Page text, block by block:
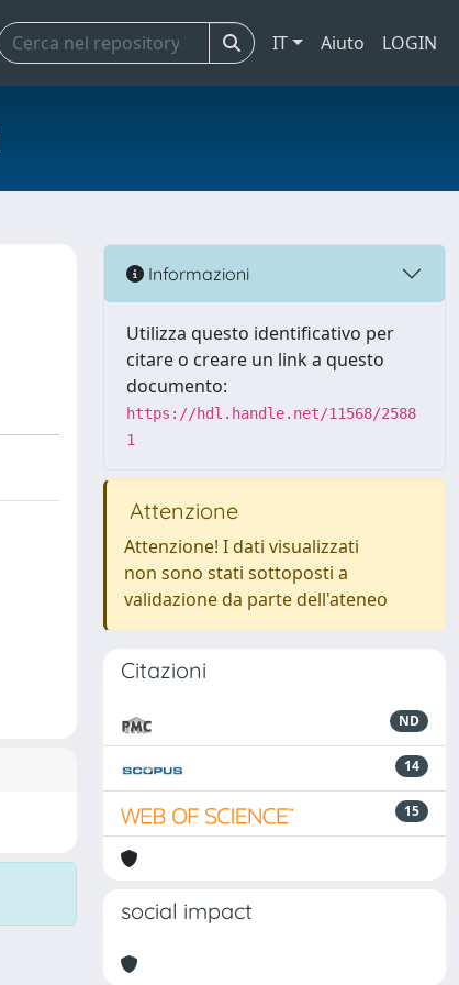
IT Aiuto LOGIN
Informazioni
Utilizza questo identificativo per
citare o creare un link a questo
documento:
https://hdl.handle.net/11568/2588
1
Attenzione
Attenzione! I dati visualizzati
non sono stati sottoposti a
validazione da parte dell'ateneo
Citazioni
ND
14
15
social impact